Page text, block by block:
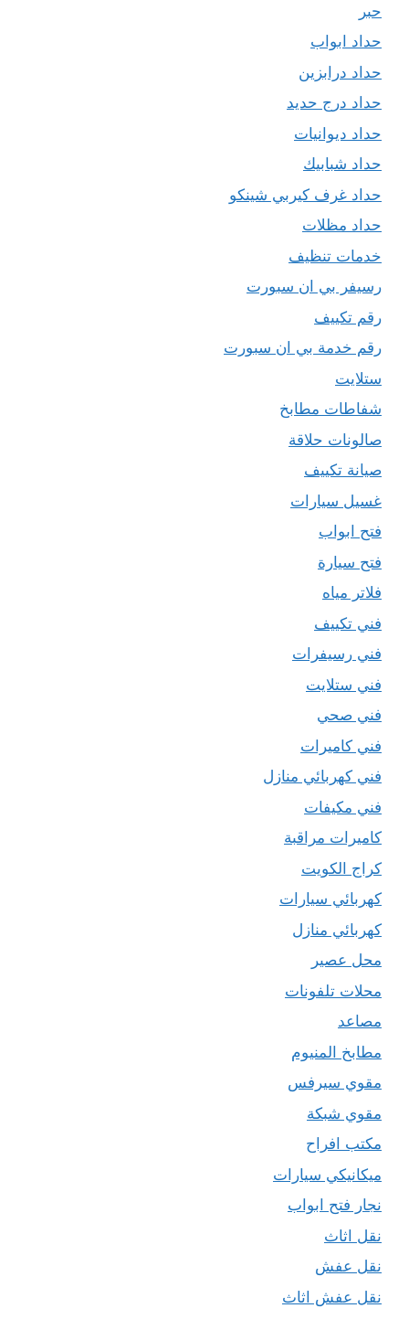
حبر
حداد ابواب
حداد درابزين
حداد درج حديد
حداد ديوانيات
حداد شبابيك
حداد غرف كيربي شينكو
حداد مظلات
خدمات تنظيف
رسيفر بي ان سبورت
رقم تكييف
رقم خدمة بي ان سبورت
ستلايت
شفاطات مطابخ
صالونات حلاقة
صيانة تكييف
غسيل سيارات
فتح ابواب
فتح سيارة
فلاتر مياه
فني تكييف
فني رسيفرات
فني ستلايت
فني صحي
فني كاميرات
فني كهربائي منازل
فني مكيفات
كاميرات مراقبة
كراج الكويت
كهربائي سيارات
كهربائي منازل
محل عصير
محلات تلفونات
مصاعد
مطابخ المنيوم
مقوي سيرفس
مقوي شبكة
مكتب افراح
ميكانيكي سيارات
نجار فتح ابواب
نقل اثاث
نقل عفش
نقل عفش اثاث